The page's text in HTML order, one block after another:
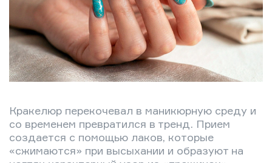
Кракелюр перекочевал в маникюрную среду и
со временем превратился в тренд. Прием
создается с помощью лаков, которые
«сжимаются» при высыхании и образуют на